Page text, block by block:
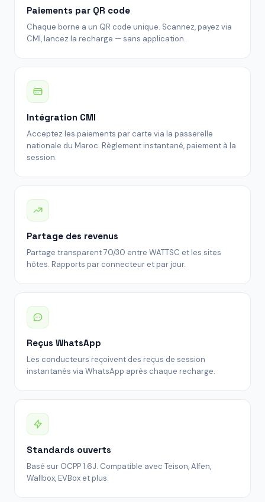
Paiements par QR code
Chaque borne a un QR code unique. Scannez, payez via
CMI, lancez la recharge — sans application.
Intégration CMI
Acceptez les paiements par carte via la passerelle
nationale du Maroc. Règlement instantané, paiement à la
session.
Partage des revenus
Partage transparent 70/30 entre WATTSC et les sites
hôtes. Rapports par connecteur et par jour.
Reçus WhatsApp
Les conducteurs reçoivent des reçus de session
instantanés via WhatsApp après chaque recharge.
Standards ouverts
Basé sur OCPP 1.6J. Compatible avec Teison, Alfen,
Wallbox, EVBox et plus.